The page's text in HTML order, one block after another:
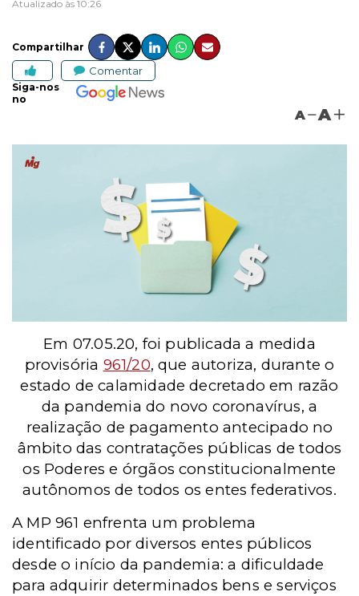
Atualizado às 10:26
Compartilhar
Comentar
Siga-nos
no
A A
Em 07.05.20, foi publicada a medida
provisória 961/20, que autoriza, durante o
estado de calamidade decretado em razão
da pandemia do novo coronavírus, a
realização de pagamento antecipado no
âmbito das contratações públicas de todos
os Poderes e órgãos constitucionalmente
autônomos de todos os entes federativos.
A MP 961 enfrenta um problema
identificado por diversos entes públicos
desde o início da pandemia: a dificuldade
para adquirir determinados bens e serviços